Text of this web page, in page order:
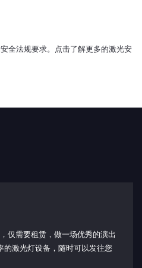
全法规要求。点击了解更多的激光安
仅需要租赁，做一场优秀的演出
的激光灯设备，随时可以发往您